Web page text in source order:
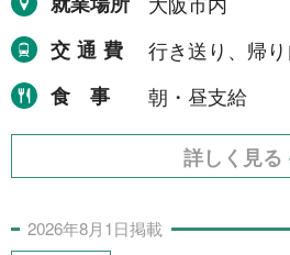
交通費
行き送り、帰
食事
朝・昼支給
詳しく見る
2026年8月1日掲載